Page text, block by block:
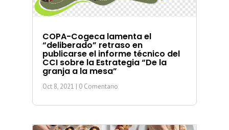
COPA-Cogeca lamenta el
“deliberado” retraso en
publicarse el informe técnico del
CCI sobre la Estrategia “De la
granja a la mesa”
Oct 8, 2021 | 0 Comentario